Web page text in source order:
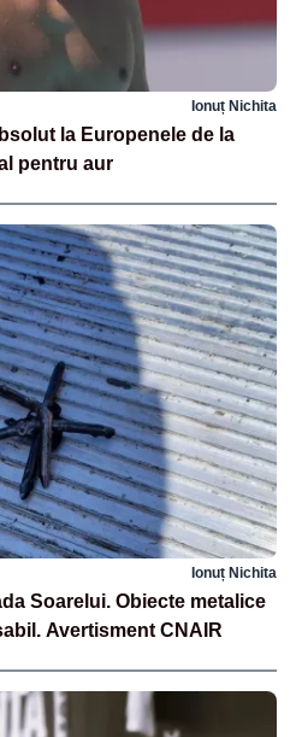
Ionuț Nichita
la Europenele de la
pentru aur
Ionuț Nichita
Soarelui. Obiecte metalice
Avertisment CNAIR